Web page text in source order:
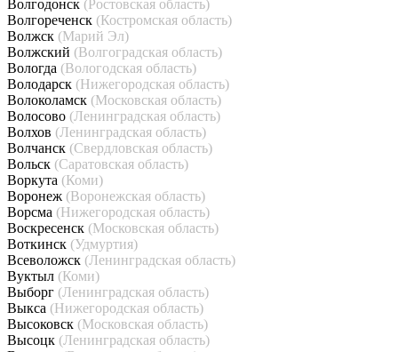
Волгодонск (Ростовская область)
Волгореченск (Костромская область)
Волжск (Марий Эл)
Волжский (Волгоградская область)
Вологда (Вологодская область)
Володарск (Нижегородская область)
Волоколамск (Московская область)
Волосово (Ленинградская область)
Волхов (Ленинградская область)
Волчанск (Свердловская область)
Вольск (Саратовская область)
Воркута (Коми)
Воронеж (Воронежская область)
Ворсма (Нижегородская область)
Воскресенск (Московская область)
Воткинск (Удмуртия)
Всеволожск (Ленинградская область)
Вуктыл (Коми)
Выборг (Ленинградская область)
Выкса (Нижегородская область)
Высоковск (Московская область)
Высоцк (Ленинградская область)